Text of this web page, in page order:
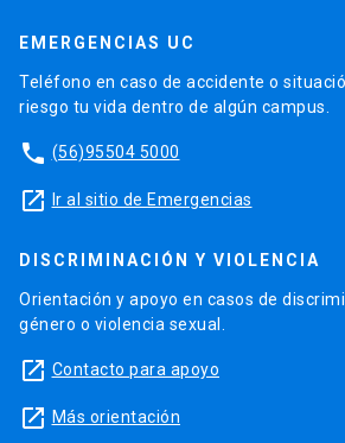
EMERGENCIAS UC
Teléfono en caso de accidente o
riesgo tu vida dentro de algún campus.
phone (56)95504 5000
launch Ir al sitio de Emergencias
DISCRIMINACIÓN Y VIOLENCIA
Orientación y apoyo en casos de
género o violencia sexual.
launch Contacto para apoyo
launch Más orientación